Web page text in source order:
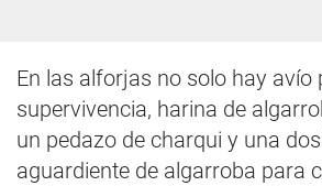
En las alforjas no solo hay avío
supervivencia, harina de
un pedazo de charqui y una
aguardiente de algarroba para